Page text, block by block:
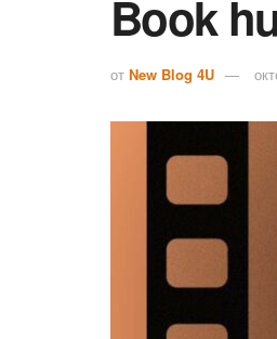
Book
от New Blog 4U